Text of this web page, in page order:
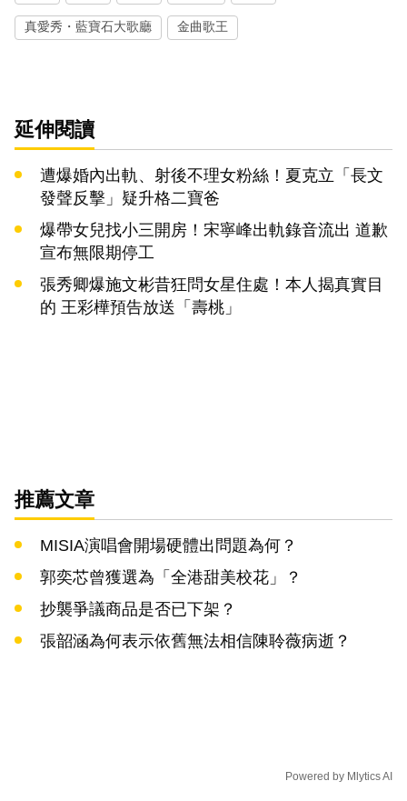
真愛秀・藍寶石大歌廳 金曲歌王
延伸閱讀
遭爆婚內出軌、射後不理女粉絲！夏克立「長文
發聲反擊」疑升格二寶爸
爆帶女兒找小三開房！宋寧峰出軌錄音流出 道歉
宣布無限期停工
張秀卿爆施文彬昔狂問女星住處！本人揭真實目
的 王彩樺預告放送「壽桃」
推薦文章
MISIA演唱會開場硬體出問題為何？
郭奕芯曾獲選為「全港甜美校花」？
抄襲爭議商品是否已下架？
張韶涵為何表示依舊無法相信陳聆薇病逝？
Powered by Mlytics AI